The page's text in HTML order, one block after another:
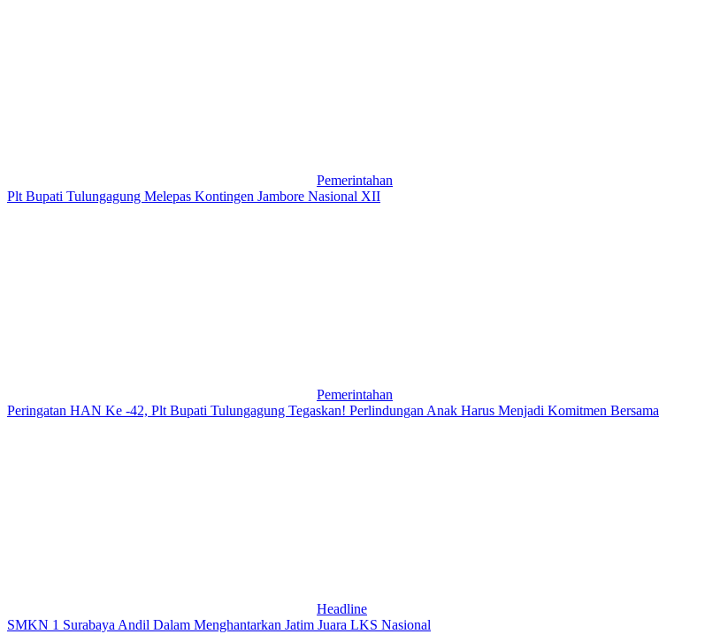
Pemerintahan
Plt Bupati Tulungagung Melepas Kontingen Jambore Nasional XII
Pemerintahan
Peringatan HAN Ke -42, Plt Bupati Tulungagung Tegaskan! Perlindungan Anak Harus Menjadi Komitmen Bersama
Headline
SMKN 1 Surabaya Andil Dalam Menghantarkan Jatim Juara LKS Nasional